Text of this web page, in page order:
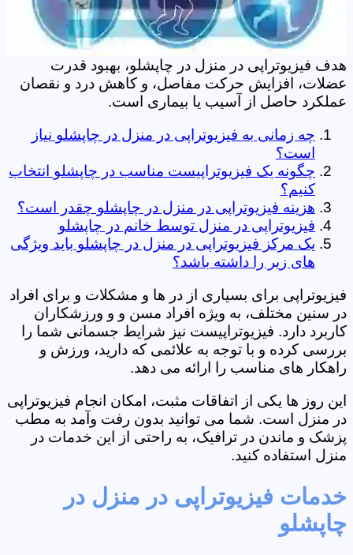
هدف فیزیوتراپی در منزل در چاپشلو، بهبود قدرت
عضلات، افزایش حرکت مفاصل، و کاهش درد و نقصان
عملکرد حاصل از آسیب یا بیماری است.
چه زمانی به فیزیوتراپی در منزل در چاپشلو نیاز
است؟
چگونه یک فیزیوتراپیست مناسب در چاپشلو انتخاب
کنیم؟
هزینه فیزیوتراپی در منزل در چاپشلو چقدر است؟
فیزیوتراپی در منزل توسط خانم در چاپشلو
یک مرکز فیزیوتراپی در منزل در چاپشلو باید ویژگی
های زیر را داشته باشد؟
فیزیوتراپی برای بسیاری از در ها و مشکلات و برای افراد
در سنین مختلف، به ویژه افراد مسن و و ورزشکاران
کاربرد دارد. فیزیوتراپیست نیز شرایط جسمانی شما را
بررسی کرده و با توجه به علائمی که دارید، ورزش و
راهکار های مناسب را ارائه می دهد.
این روز ها یکی از اتفاقات مثبت، امکان انجام فیزیوتراپی
در منزل است. شما می توانید بدون رفت وآمد به مطب
پزشک و ماندن در ترافیک، به راحتی از این خدمات در
منزل استفاده کنید.
خدمات فیزیوتراپی در منزل در
چاپشلو